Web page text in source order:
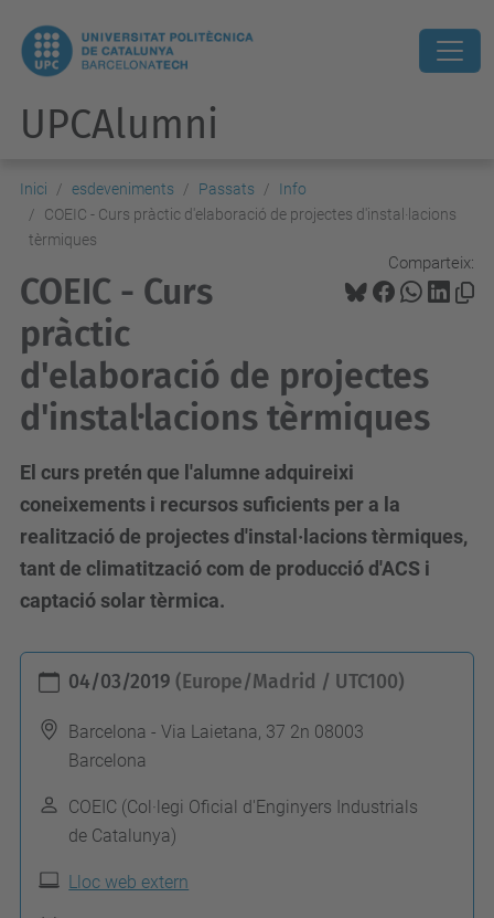
UPCAlumni
Inici esdeveniments Passats
Info
COEIC - Curs pràctic d'elaboració de projectes d'instal·lacions
tèrmiques
Comparteix:
COEIC - Curs
pràctic
d'elaboració de projectes
d'instal·lacions tèrmiques
El curs pretén que l'alumne adquireixi
coneixements i recursos suficients per a la
realització de projectes d'instal·lacions tèrmiques,
tant de climatització com de producció d'ACS i
captació solar tèrmica.
04/03/2019(Europe/Madrid / UTC100)
Barcelona - Via Laietana, 37 2n 08003
Barcelona
COEIC (Col·legi Oficial d'Enginyers Industrials
de Catalunya)
Lloc web extern